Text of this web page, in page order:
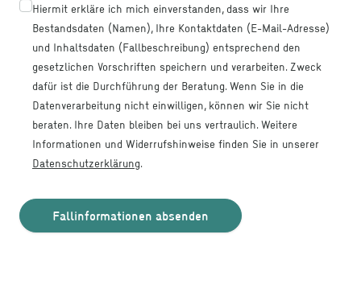
Hiermit erkläre ich mich einverstanden, dass wir Ihre
Bestandsdaten (Namen), Ihre Kontaktdaten (E-Mail-Adresse)
und Inhaltsdaten (Fallbeschreibung) entsprechend den
gesetzlichen Vorschriften speichern und verarbeiten. Zweck
dafür ist die Durchführung der Beratung. Wenn Sie in die
Datenverarbeitung nicht einwilligen, können wir Sie nicht
beraten. Ihre Daten bleiben bei uns vertraulich. Weitere
Informationen und Widerrufshinweise finden Sie in unserer
Datenschutzerklärung.
Fallinformationen absenden